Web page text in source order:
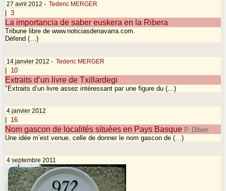
27 avril 2012 - Tederic MERGER
3
La importancia de saber euskera en la Ribera
Tribune libre de www.noticiasdenavarra.com.
Défend (…)
14 janvier 2012 - Tederic MERGER
10
Extraits d’un livre de Txillardegi
"Extraits d’un livre assez intéressant par une figure du (…)
4 janvier 2012
16
Nom gascon de localités situées en Pays Basque P. Dibon
Une idée m’est venue, celle de donner le nom gascon de (…)
4 septembre 2011